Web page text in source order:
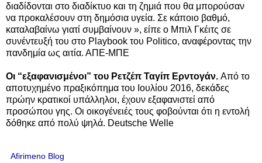
διαδίδονται στο διαδίκτυο και τη ζημιά που θα μπορούσαν
να προκαλέσουν στη δημόσια υγεία. Σε κάποιο βαθμό,
καταλαβαίνω γιατί συμβαίνουν », είπε ο Μπιλ Γκέιτς σε
συνέντευξή του στο Playbook του Politico, αναφέροντας την
πανδημία ως αιτία. ΑΠΕ-ΜΠΕ
Οι “εξαφανισμένοι” του Ρετζέπ Ταγίπ Ερντογάν. Από το
αποτυχημένο πραξικόπημα του Ιουλίου 2016, δεκάδες
πρώην κρατικοί υπάλληλοι, έχουν εξαφανιστεί από
προσώπου γης. Οι οικογένειές τους φοβούνται ότι η εντολή
δόθηκε από πολύ ψηλά. Deutsche Welle
Afirimeno Blog